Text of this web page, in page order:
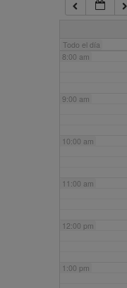
Todo el día
7:00 am
8:00 am
9:00 am
10:00 am
11:00 am
12:00 pm
1:00 pm